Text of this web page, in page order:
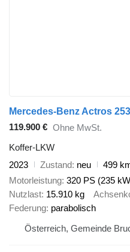
119.900 € Ohne MwSt.
Koffer-LKW
2023
Zustand neu 499
Motorleistung 320 PS (235
Nutzlast 15.910 kg
Federung parabolisch
Österreich, Gemeinde